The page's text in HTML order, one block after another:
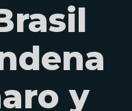
y